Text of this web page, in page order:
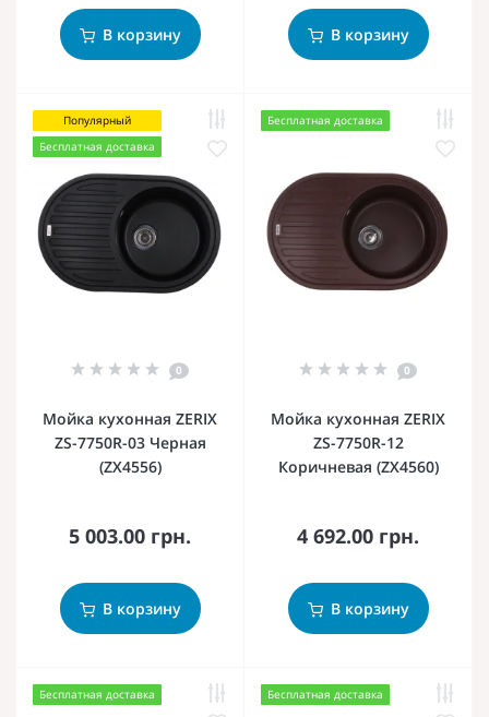
В корзину В корзину
Популярный
Бесплатная доставка
0
Мойка кухонная ZERIX
ZS-7750R-03 Черная
(ZX4556)
5 003.00 грн.
В корзину
Бесплатная доставка
0
Мойка кухонная ZERIX
ZS-7750R-12
Коричневая (ZX4560)
4 692.00 грн.
В корзину
Бесплатная доставка Бесплатная доставка